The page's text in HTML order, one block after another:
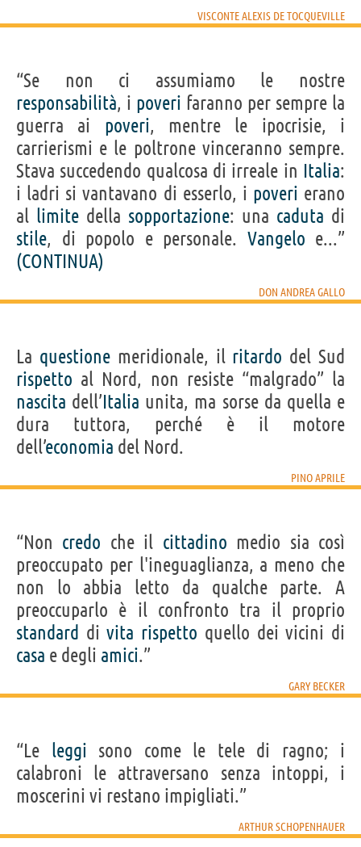
VISCONTE ALEXIS DE TOCQUEVILLE
“Se non ci assumiamo le nostre
responsabilità, i poveri faranno per sempre la
guerra ai poveri, mentre le ipocrisie, i
carrierismi e le poltrone vinceranno sempre.
Stava succedendo qualcosa di irreale in Italia:
i ladri si vantavano di esserlo, i poveri erano
al limite della sopportazione: una caduta di
stile, di popolo e personale. Vangelo e...”
(CONTINUA)
DON ANDREA GALLO
La questionemeridionale, il ritardo del Sud
rispetto al Nord, non resiste “malgrado” la
nascita dell’Italia unita, ma sorse da quella e
dura tuttora, perché è il motore
dell’economia del Nord.
PINO APRILE
“Non credo che il cittadino medio sia così
preoccupato per l'ineguaglianza, a meno che
non lo abbia letto da qualche parte. A
preoccuparlo è il confronto tra il proprio
standard divita rispetto quello dei vicini di
casa e degli amici.”
GARY BECKER
“Le leggi sono come le tele di ragno; i
calabroni le attraversano senza intoppi, i
moscerini vi restano impigliati.”
ARTHUR SCHOPENHAUER